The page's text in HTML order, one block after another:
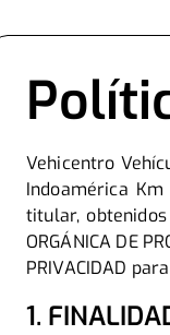
Vehicentro
Indoamérica
titular,
ORGÁNICA DE
PRIVACIDAD
1.